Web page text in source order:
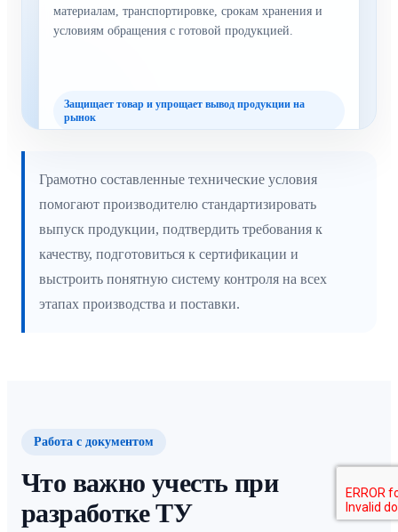
материалам, транспортировке, срокам хранения и
условиям обращения с готовой продукцией.
Защищает товар и упрощает вывод продукции на
рынок
Грамотно составленные технические условия
помогают производителю стандартизировать
выпуск продукции, подтвердить требования к
качеству, подготовиться к сертификации и
выстроить понятную систему контроля на всех
этапах производства и поставки.
Работа с документом
Что важно учесть при
разработке ТУ